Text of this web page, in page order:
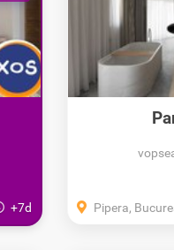
+7d Pipera,